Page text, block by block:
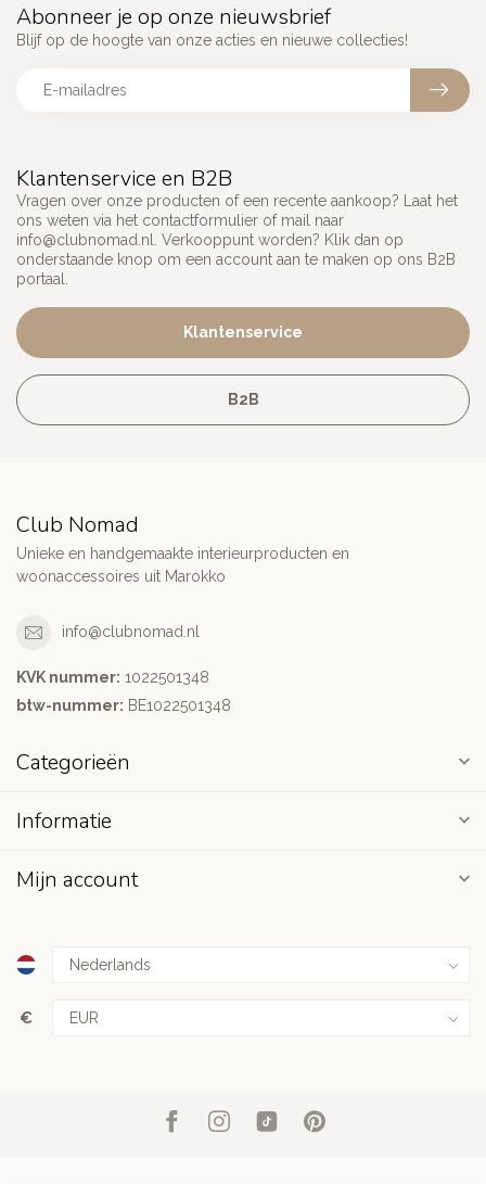
Klantenservice en B2B
Vragen over onze producten of een recente aankoop? Laat het
ons weten via het contactformulier of mail naar
info@clubnomad.nl
. Verkooppunt worden? Klik dan op
onderstaande knop om een account aan te maken op ons B2B
portaal.
Klantenservice
B2B
Abonneer je op onze nieuwsbrief
Blijf op de hoogte van onze acties en nieuwe collecties!
Club Nomad
Unieke en handgemaakte interieurproducten en
woonaccessoires uit Marokko
info@clubnomad.nl
KVK nummer: 1022501348
btw-nummer: BE1022501348
Categorieën
Informatie
Mijn account
€